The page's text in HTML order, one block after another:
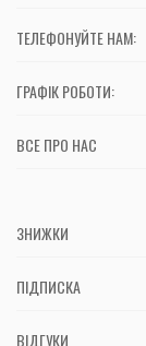
ТЕЛЕФОНУЙТЕ НАМ:
ГРАФІК РОБОТИ:
ВСЕ ПРО НАС
ЗНИЖКИ
ПІДПИСКА
ВІДГУКИ